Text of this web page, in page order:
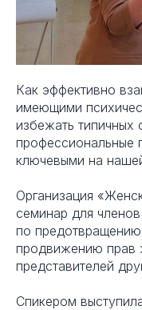
Как эффективно
имеющими
избежать типичных
профессиональные
ключевыми на
Организация
семинар для
по
продвижению прав
представителей
Спикером